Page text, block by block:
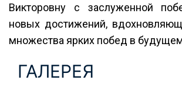
Викторовну с заслуженной
новых достижений,
множества ярких побед в
ГАЛЕРЕЯ